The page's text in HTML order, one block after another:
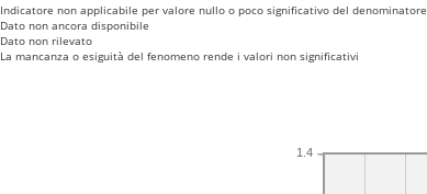
Indicatore non applicabile per valore nullo o poco significativo del denominatore
Dato non ancora disponibile
Dato non rilevato
La mancanza o esiguità del fenomeno rende i valori non significativi
1.4